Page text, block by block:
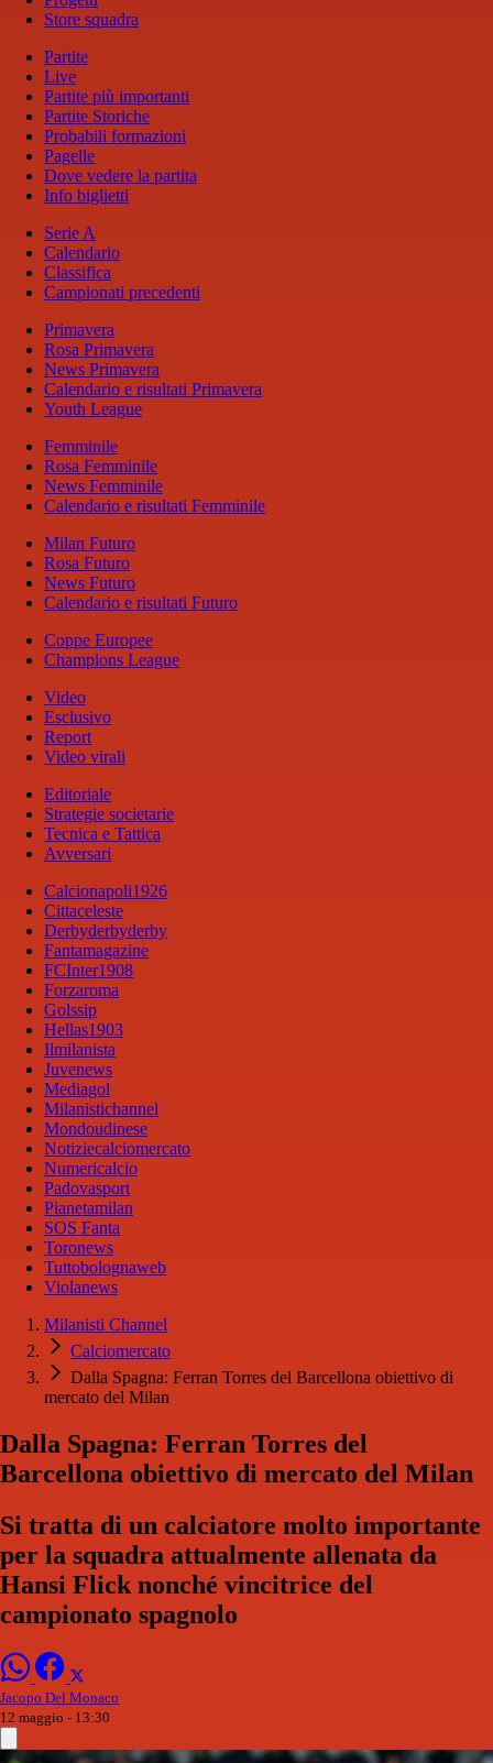
Store squadra
Partite
Live
Partite più importanti
Partite Storiche
Probabili formazioni
Pagelle
Dove vedere la partita
Info biglietti
Serie A
Calendario
Classifica
Campionati precedenti
Primavera
Rosa Primavera
News Primavera
Calendario e risultati Primavera
Youth League
Femminile
Rosa Femminile
News Femminile
Calendario e risultati Femminile
Milan Futuro
Rosa Futuro
News Futuro
Calendario e risultati Futuro
Coppe Europee
Champions League
Video
Esclusivo
Report
Video virali
Editoriale
Strategie societarie
Tecnica e Tattica
Avversari
Calcionapoli1926
Cittaceleste
Derbyderbyderby
Fantamagazine
FCInter1908
Forzaroma
Golssip
Hellas1903
Ilmilanista
Juvenews
Mediagol
Milanistichannel
Mondoudinese
Notiziecalciomercato
Numericalcio
Padovasport
Pianetamilan
SOS Fanta
Toronews
Tuttobolognaweb
Violanews
Milanisti Channel
Calciomercato
Dalla Spagna: Ferran Torres del Barcellona obiettivo di
mercato del Milan
Dalla Spagna: Ferran Torres del
Barcellona obiettivo di mercato del Milan
Si tratta di un calciatore molto importante
per la squadra attualmente allenata da
Hansi Flick nonché vincitrice del
campionato spagnolo
Jacopo Del Monaco
12 maggio - 13:30